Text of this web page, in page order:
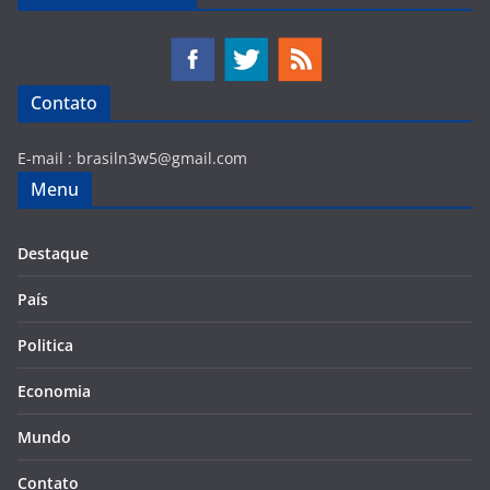
Contato
E-mail : brasiln3w5@gmail.com
Menu
Destaque
País
Politica
Economia
Mundo
Contato